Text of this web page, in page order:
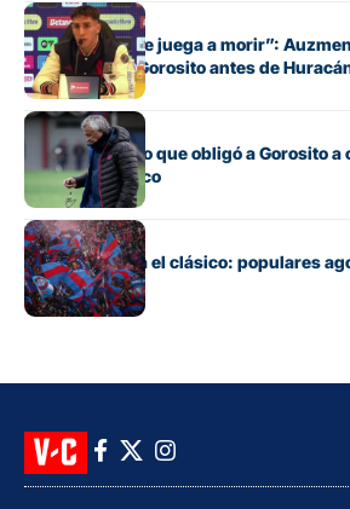
Fútbol
“Cada pelota se juega a morir”:
transmitió de Gorosito antes de
Fútbol
El contratiempo que obligó a Gorosito
antes del clásico
Fútbol
Boedo ya juega el clásico: populares
Huracán